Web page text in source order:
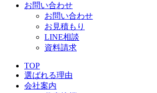
お問い合わせ
お問い合わせ
お見積もり
LINE相談
資料請求
TOP
選ばれる理由
会社案内